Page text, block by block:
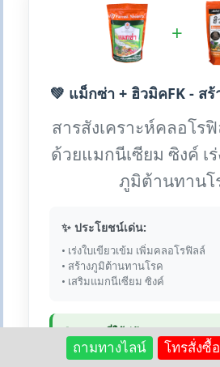
+
💚 แม็กซ่า + ฮิวมิคFK - ส
สารสังเคราะห์คลอโร
ด้วยแมกนีเซียม ซิงค์ เร่
ภูมิต้านทานโ
✨ ประโยชน์เด่น:
• เร่งใบเขียวเข้ม เพิ่มคลอโรฟิลล์
• สร้างภูมิต้านทานโรค
• เสริมแมกนีเซียม ซิงค์
💎 เหตุผลที่ใช้คู่กัน:
ฮิวมิคช่วยเพิ่มการดูดซับแมกนีเซียม
เขียวเข้มกว่า และสร้างภูมิต้านทานไ
ถามทางไลน์ โทรสั่งซื้อ